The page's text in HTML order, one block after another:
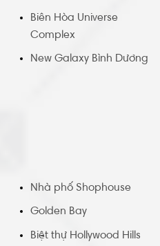
Biên Hòa Universe
Complex
New Galaxy Bình Dương
Nhà phố Shophouse
Golden Bay
Biệt thự Hollywood Hills